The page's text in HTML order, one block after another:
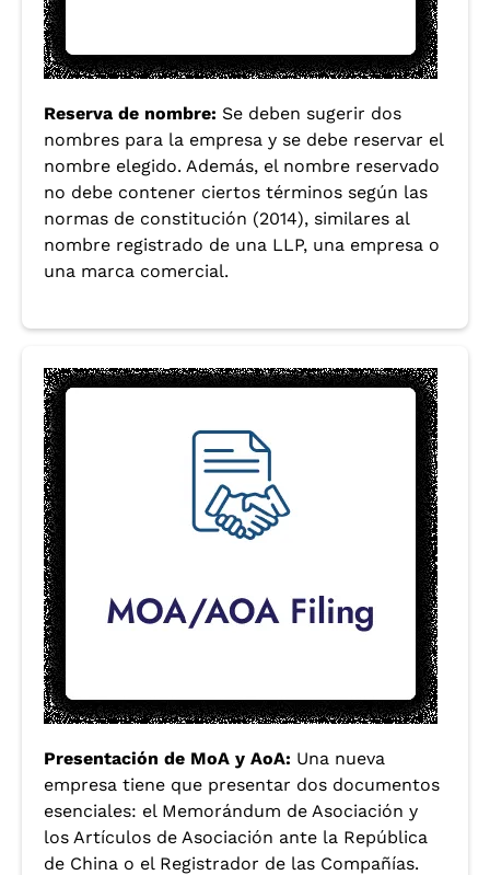
Reserva de nombre: Se deben sugerir dos
nombres para la empresa y se debe reservar el
nombre elegido. Además, el nombre reservado
no debe contener ciertos términos según las
normas de constitución (2014), similares al
nombre registrado de una LLP, una empresa o
una marca comercial.
Presentación de MoA y AoA: Una nueva
empresa tiene que presentar dos documentos
esenciales: el Memorándum de Asociación y
los Artículos de Asociación ante la República
de China o el Registrador de las Compañías.